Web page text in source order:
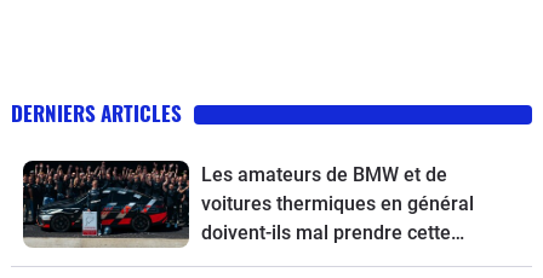
DERNIERS ARTICLES
Les amateurs de BMW et de
voitures thermiques en général
doivent-ils mal prendre cette
nouvelle ?